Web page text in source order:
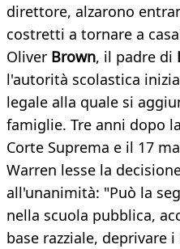
direttore, alzarono
costretti a tornare a
Oliver Brown, il padre di
l'autorità scolastica
legale alla quale si
famiglie. Tre anni dopo
Corte Suprema e il 17
Warren lesse la
all'unanimità: "Può la
nella scuola pubblica,
base razziale, deprivare